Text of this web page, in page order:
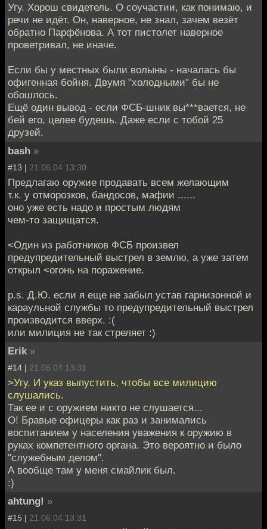
Угу. Хорош свидетель. О соучастии, как понимаю, и
речи не идёт. Он, наверное, не знал, зачем везёт
обратно Парфёнова. А тот пистолет наверное
проветривал, не иначе.
Если бы у местных были волыны - началась бы
офигенная бойня. Двумя "холодными" бы не
обошлось.
Ещё один вывод - если ФСБ-шник вы***вается, не
бей его, целее будешь. Даже если с тобой 25
друзей.
bash »
#13 | 21.06.04 13:30
Предлагаю оружие продавать всем желающим
т.к. у отморозков, бандосов, мафии ......
оно уже есть надо и простым людям
чем-то защищатся.
<Один из работников ФСБ произвел
предупредительный выстрел в землю, а уже затем
открыл <огонь на поражение.
p.s. Д.Ю. если я еще не забыл устав гарнизонной и
караульной службы то предупредительный выстрел
производится вверх. :(
или милиция не так стреляет :)
Erik »
#14 | 21.06.04 13:31
>Угу. И указ выпустить, чтобы все милицию
слушались.
Так ее и с оружием никто не слушается...
O! Бравые офицеры как раз и занимались
воспитанием у населения уважения к оружию в
руках компетентного органа. Это вероятно и было
"служебным делом".
А вообще там у меня смайлик был.
:)
ahtung! »
#15 | 21.06.04 13:31